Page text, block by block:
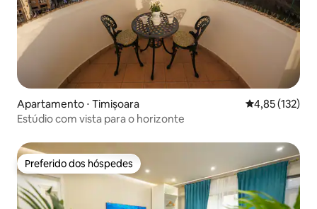
Apartamento ⋅ Timișoara 4,85 de uma
4,85 (132)
Estúdio com vista para o horizonte
Preferido dos hóspedes
Preferido dos hóspedes